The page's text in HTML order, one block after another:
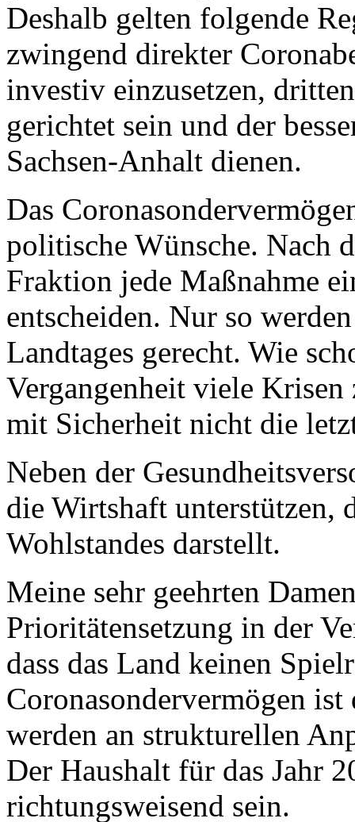
Deshalb gelten folgende
zwingend direkter
investiv einzusetzen,
gerichtet sein und der
Sachsen-Anhalt dienen.
Das
politische Wünsche. Nach
Fraktion jede Maßnahme
entscheiden. Nur so
Landtages gerecht. Wie
Vergangenheit viele
mit Sicherheit nicht die
Neben der
die Wirtshaft unterstützen,
Wohlstandes darstellt.
Meine sehr geehrten
Prioritätensetzung in der
dass das Land keinen
Coronasondervermögen
werden an strukturellen
Der Haushalt für das Jahr
richtungsweisend sein.